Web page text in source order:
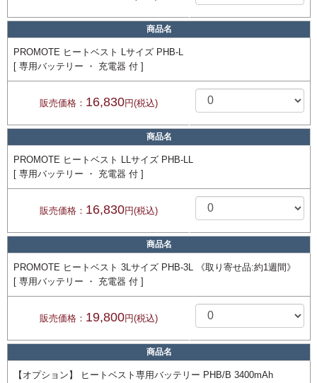
商品名
PROMOTE ヒートベスト Lサイズ PHB-L
[ 専用バッテリー ・ 充電器 付 ]
販売価格： 16,830円(税込)
商品名
PROMOTE ヒートベスト LLサイズ PHB-LL
[ 専用バッテリー ・ 充電器 付 ]
販売価格： 16,830円(税込)
商品名
PROMOTE ヒートベスト 3Lサイズ PHB-3L 《取り寄せ品:約1週間》
[ 専用バッテリー ・ 充電器 付 ]
販売価格： 19,800円(税込)
商品名
【オプション】 ヒートベスト専用バッテリー PHB/B 3400mAh